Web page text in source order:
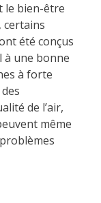
le bien-être
certains
été conçus
à une bonne
à forte
de l’air,
même